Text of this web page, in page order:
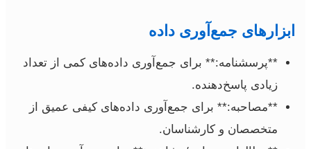
ابزارهای جمع‌آوری داده
**پرسشنامه:** برای جمع‌آوری داده‌های کمی از تعداد
زیادی پاسخ‌دهنده.
**مصاحبه:** برای جمع‌آوری داده‌های کیفی عمیق از
متخصصان و کارشناسان.